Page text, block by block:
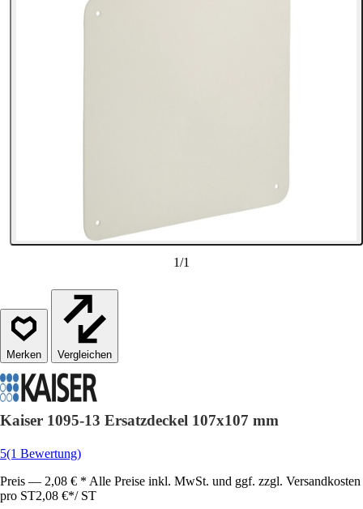
1/1
Vergleichen
Kaiser 1095-13 Ersatzdeckel 107x107 mm
5(1 Bewertung)
Preis — 2,08 € * Alle Preise inkl. MwSt. und ggf. zzgl. Versandkosten
pro ST2,08 €*/ ST